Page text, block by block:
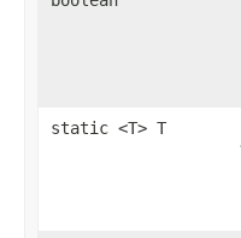
static <T> T